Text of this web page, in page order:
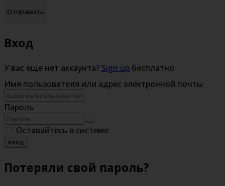
Вход
У вас еще нет аккаунта? Sign up бесплатно
Имя пользователя или адрес электронной почты
Пароль
Оставайтесь в системе
вход
Потеряли свой пароль?